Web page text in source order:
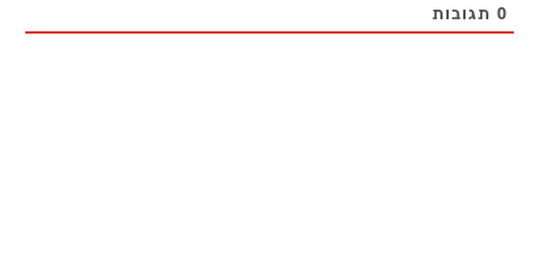
0 תגובות